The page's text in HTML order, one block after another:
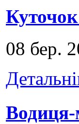
08 бер.
Водиця-